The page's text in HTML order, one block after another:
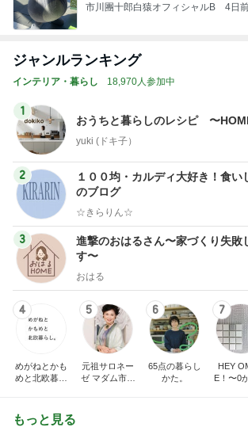
市川團十郎白猿オフィシャルB 4日
ジャンルランキング
インテリア・暮らし 18,970人参加中
1
おうちと暮らしのレシピ 〜
yuki (ドキ子）
2
１００均・カルディ大好き！食
のブログ
☆きらりん☆
3
進撃のおはるさん〜家づくり失敗
す〜
おはる
4
めがねとかも
めと北欧暮ら
5
元祖サロネー
ゼ マダム市川
6
65点の暮らし
かた。
7
HEY
E！〜0
もっと見る